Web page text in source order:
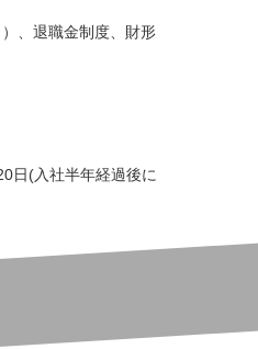
、退職金制度、財形
日(入社半年経過後に